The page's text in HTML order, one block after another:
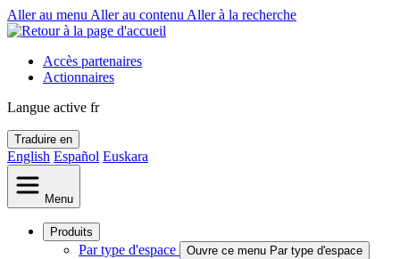
Aller au menu Aller au contenu Aller à la recherche
Accès partenaires
Actionnaires
Langue active fr
Traduire en
English Español Euskara
Menu
Produits
Par type d'espace Ouvre ce menu Par type d'espace